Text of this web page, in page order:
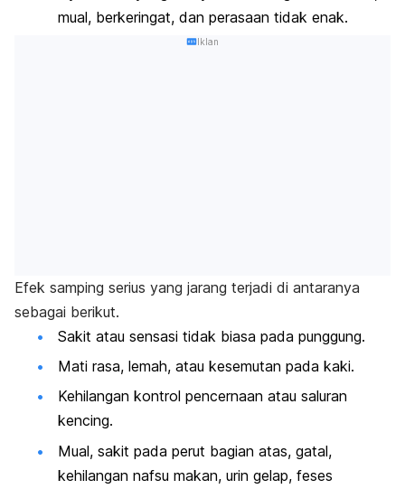
mual, berkeringat, dan perasaan tidak enak.
Iklan
Efek samping serius yang jarang terjadi di antaranya
sebagai berikut.
Sakit atau sensasi tidak biasa pada punggung.
Mati rasa, lemah, atau kesemutan pada kaki.
Kehilangan kontrol pencernaan atau saluran
kencing.
Mual, sakit pada perut bagian atas, gatal,
kehilangan nafsu makan, urin gelap, feses